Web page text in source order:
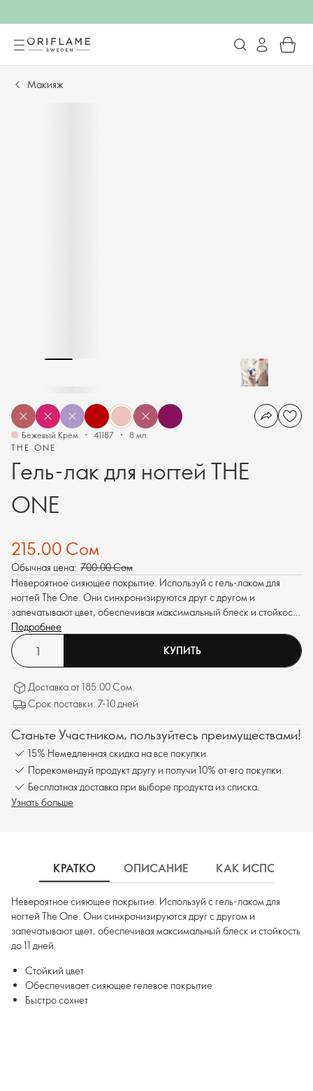
Макияж
THE ONE
Гель-лак для ногтей THE
ONE
Бежевый Крем 41187 8 мл.
215.00 Сом
Обычная цена: 700.00 Сом
Невероятное сияющее покрытие. Используй с гель-лаком для
ногтей The One. Они синхронизируются друг с другом и
запечатывают цвет, обеспечивая максимальный блеск и стойкость
до 11 дней.
Подробнее
КУПИТЬ
Доставка от 185.00 Сом.
Срок поставки: 7-10 дней
Станьте Участником, пользуйтесь преимуществами!
15% Немедленная скидка на все покупки
Порекомендуй продукт другу и получи 10% от его покупки.
Бесплатная доставка при выборе продукта из списка.
Узнать больше
КРАТКО ОПИСАНИЕ КАК
Невероятное сияющее покрытие. Используй с гель-лаком для
ногтей The One. Они синхронизируются друг с другом и
запечатывают цвет, обеспечивая максимальный блеск и стойкость
до 11 дней.
Стойкий цвет
Обеспечивает сияющее гелевое покрытие
Быстро сохнет